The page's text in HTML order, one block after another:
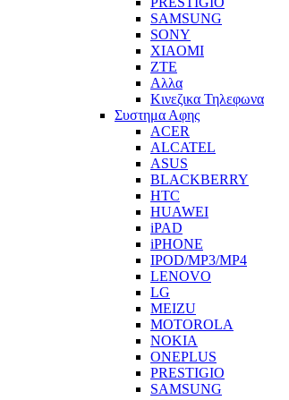
SAMSUNG
SONY
XIAOMI
ZTE
Αλλα
Κινεζικα Τηλεφωνα
Συστημα Αφης
ACER
ALCATEL
ASUS
BLACKBERRY
HTC
HUAWEI
iPAD
iPHONE
IPOD/MP3/MP4
LENOVO
LG
MEIZU
MOTOROLA
NOKIA
ONEPLUS
PRESTIGIO
SAMSUNG